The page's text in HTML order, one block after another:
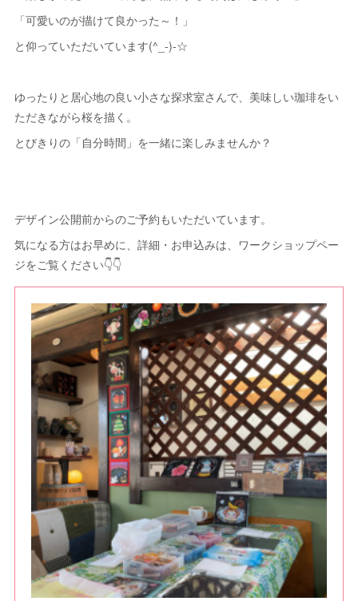
「可愛いのが描けて良かった～！」
と仰っていただいています(^_-)-☆
ゆったりと居心地の良い小さな探求室さんで、美味しい珈琲をい
ただきながら桜を描く。
とびきりの「自分時間」を一緒に楽しみませんか？
デザイン公開前からのご予約もいただいています。
気になる方はお早めに、詳細・お申込みは、ワークショップペー
ジをご覧ください👇👇